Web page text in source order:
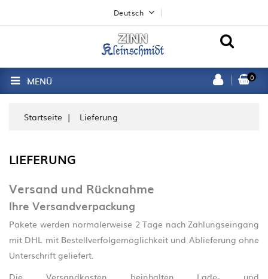
Deutsch
0
MENÜ
Startseite Lieferung
LIEFERUNG
Versand und Rücknahme
Ihre Versandverpackung
Pakete werden normalerweise 2 Tage nach Zahlungseingang
mit DHL mit Bestellverfolgemöglichkeit und Ablieferung ohne
Unterschrift geliefert.
Die Versandkosten beinhalten Lade- und